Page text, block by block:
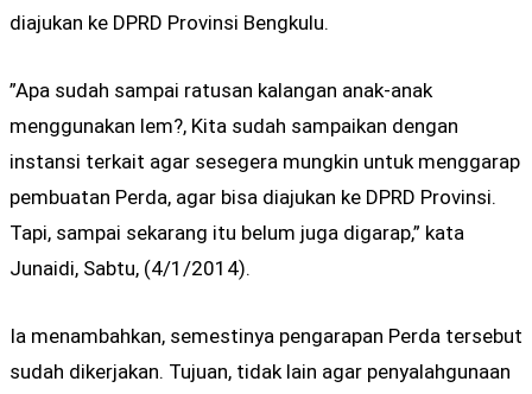
diajukan ke DPRD Provinsi Bengkulu.
”Apa sudah sampai ratusan kalangan anak-anak
menggunakan lem?, Kita sudah sampaikan dengan
instansi terkait agar sesegera mungkin untuk menggarap
pembuatan Perda, agar bisa diajukan ke DPRD Provinsi.
Tapi, sampai sekarang itu belum juga digarap,” kata
Junaidi, Sabtu, (4/1/2014).
Ia menambahkan, semestinya pengarapan Perda tersebut
sudah dikerjakan. Tujuan, tidak lain agar penyalahgunaan